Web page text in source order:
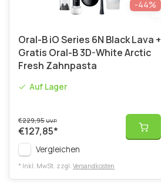
-44%
Oral-B iO Series 6N Black Lava +
Gratis Oral-B 3D-White Arctic
Fresh Zahnpasta
Auf Lager
€229,95UVP
€127,85*
Vergleichen
* Inkl. MwSt. zzgl. Versandkosten